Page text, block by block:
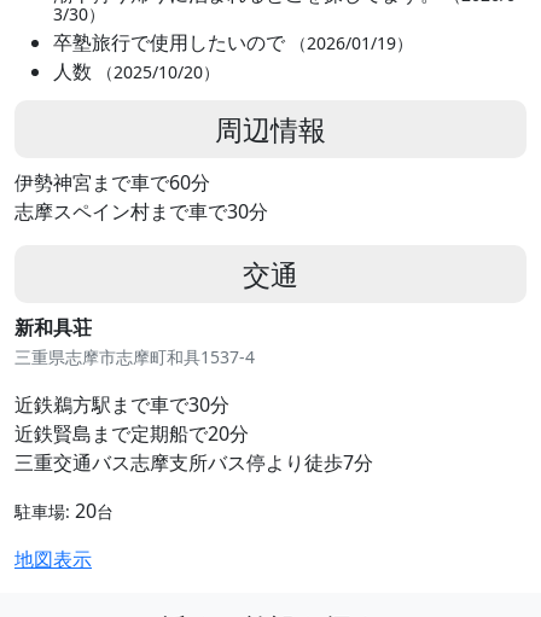
3/30）
卒塾旅行で使用したいので （2026/01/19）
人数 （2025/10/20）
周辺情報
伊勢神宮まで車で60分
志摩スペイン村まで車で30分
交通
新和具荘
三重県志摩市志摩町和具1537-4
近鉄鵜方駅まで車で30分
近鉄賢島まで定期船で20分
三重交通バス志摩支所バス停より徒歩7分
駐車場: 20台
地図表示